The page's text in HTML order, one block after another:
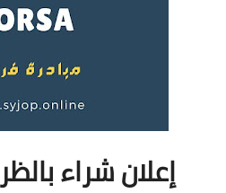
إعلان شراء